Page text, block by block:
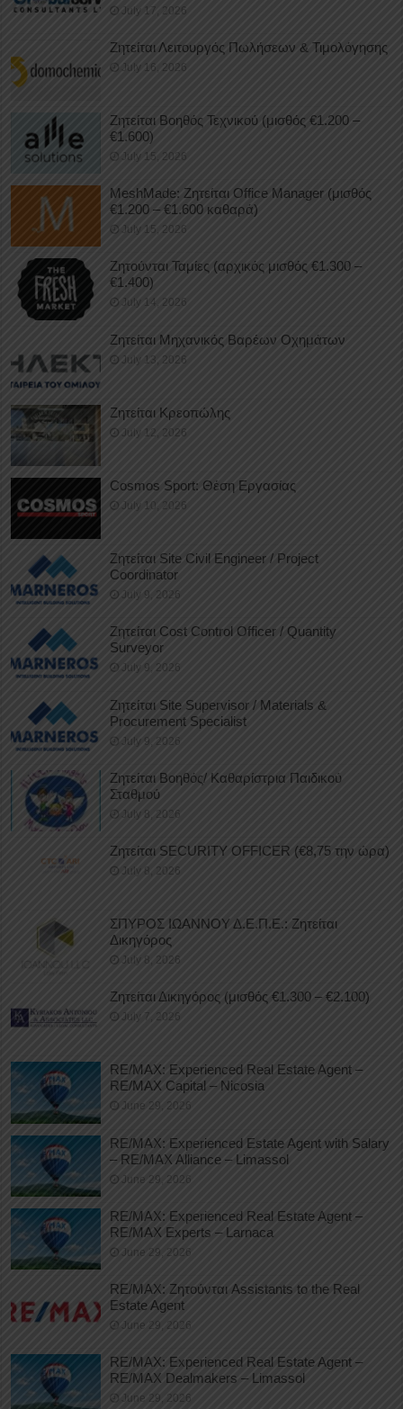
July 17, 2026
Ζητείται Λειτουργός Πωλήσεων & Τιμολόγησης
July 16, 2026
Ζητείται Βοηθός Τεχνικού (μισθός €1.200 –
€1.600)
July 15, 2026
MeshMade: Ζητείται Office Manager (μισθός
€1.200 – €1.600 καθαρά)
July 15, 2026
Ζητούνται Ταμίες (αρχικός μισθός €1.300 –
€1.400)
July 14, 2026
Ζητείται Μηχανικός Βαρέων Οχημάτων
July 13, 2026
Ζητείται Κρεοπώλης
July 12, 2026
Cosmos Sport: Θέση Εργασίας
July 10, 2026
Ζητείται Site Civil Engineer / Project
Coordinator
July 9, 2026
Ζητείται Cost Control Officer / Quantity
Surveyor
July 9, 2026
Ζητείται Site Supervisor / Materials &
Procurement Specialist
July 9, 2026
Ζητείται Βοηθός/ Καθαρίστρια Παιδικού
Σταθμού
July 8, 2026
Ζητείται SECURITY OFFICER (€8,75 την ώρα)
July 8, 2026
ΣΠΥΡΟΣ ΙΩΑΝΝΟΥ Δ.Ε.Π.Ε.: Ζητείται
Δικηγόρος
July 8, 2026
Ζητείται Δικηγόρος (μισθός €1.300 – €2.100)
July 7, 2026
RE/MAX: Experienced Real Estate Agent –
RE/MAX Capital – Nicosia
June 29, 2026
RE/MAX: Experienced Estate Agent with Salary
– RE/MAX Alliance – Limassol
June 29, 2026
RE/MAX: Experienced Real Estate Agent –
RE/MAX Experts – Larnaca
June 29, 2026
RE/MAX: Ζητούνται Assistants to the Real
Estate Agent
June 29, 2026
RE/MAX: Experienced Real Estate Agent –
RE/MAX Dealmakers – Limassol
June 29, 2026